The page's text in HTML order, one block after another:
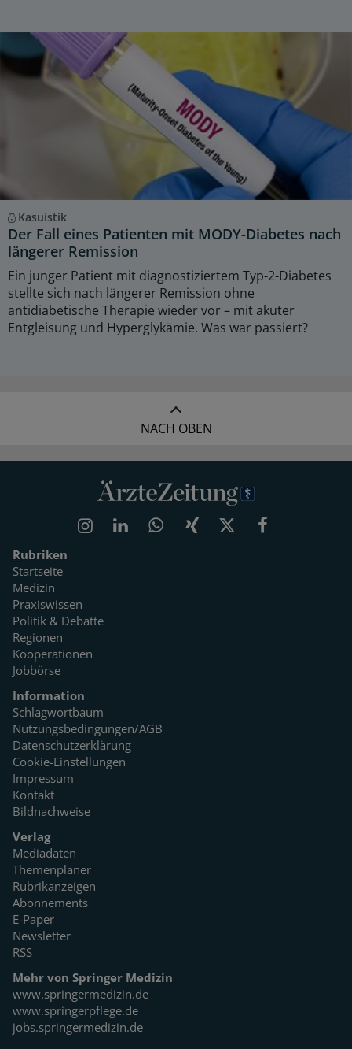
Kasuistik
Der Fall eines Patienten mit MODY-Diabetes nach
längerer Remission
Ein junger Patient mit diagnostiziertem Typ-2-Diabetes
stellte sich nach längerer Remission ohne
antidiabetische Therapie wieder vor – mit akuter
Entgleisung und Hyperglykämie. Was war passiert?
NACH OBEN
Rubriken
Startseite
Medizin
Praxiswissen
Politik & Debatte
Regionen
Kooperationen
Jobbörse
Information
Schlagwortbaum
Nutzungsbedingungen/AGB
Datenschutzerklärung
Cookie-Einstellungen
Impressum
Kontakt
Bildnachweise
Verlag
Mediadaten
Themenplaner
Rubrikanzeigen
Abonnements
E-Paper
Newsletter
RSS
Mehr von Springer Medizin
www.springermedizin.de
www.springerpflege.de
jobs.springermedizin.de